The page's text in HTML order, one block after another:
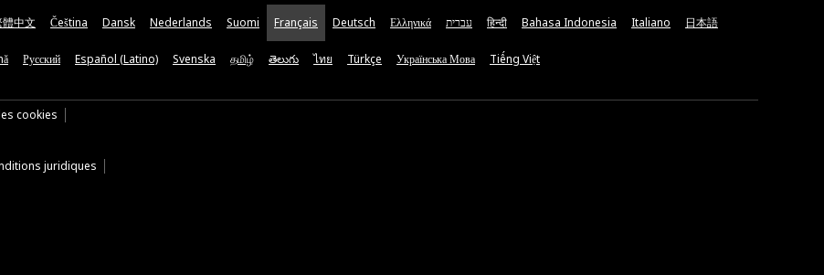
體中文 Čeština Dansk Nederlands Suomi Français Deutsch Ελληνικά עברית हिन्दी Bahasa Indonesia Italiano 日本語
Русский Español (Latino) Svenska தமிழ் తెలుగు ไทย Türkçe Українська Мова Tiếng Việt
cookies
juridiques